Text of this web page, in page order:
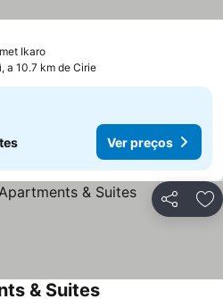
IkaroVer preços
a 10.7 km de Cirie
Ver preços
Partilhar
& Suites